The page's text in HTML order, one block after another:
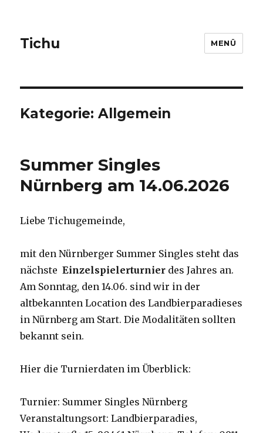
Tichu MENÜ
Kategorie: Allgemein
Summer Singles
Nürnberg am 14.06.2026
Liebe Tichugemeinde,
mit den Nürnberger Summer Singles steht das
nächsteEinzelspielerturnier des Jahres an.
Am Sonntag, den 14.06. sind wir in der
altbekannten Location des Landbierparadieses
in Nürnberg am Start. Die Modalitäten sollten
bekannt sein.
Hier die Turnierdaten im Überblick:
Turnier: Summer Singles Nürnberg
Veranstaltungsort: Landbierparadies,